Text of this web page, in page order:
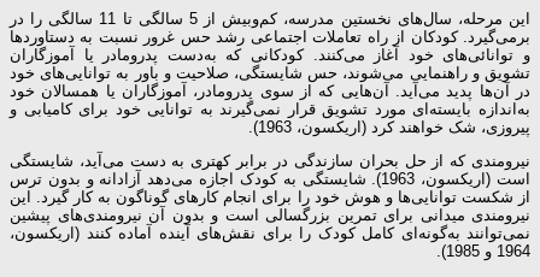
این مرحله، سال‌های نخستین مدرسه، کم‌وبیش از 5 سالگی تا 11 سالگی را در
برمی‌گیرد. کودکان از راه تعاملات اجتماعی رشد حس غرور نسبت به دستاوردها
و توانائی‌های خود آغاز می‌کنند. کودکانی که به‌دست پدرومادر یا آموزگاران
تشویق و راهنمایی می‌شوند، حس شایستگی، صلاحیت و باور به توانایی‌های خود
در آن‌ها پدید می‌آید. آن‌هایی که از سوی پدرومادر، آموزگاران یا همسالان خود
به‌اندازه بایسته‌ای مورد تشویق قرار نمی‌گیرند به توانایی خود برای کامیابی و
پیروزی، شک خواهند کرد (اریکسون، 1963).
نیرومندی که از حل بحران سازندگی در برابر کهتری به دست می‌آید، شایستگی
است (اریکسون، 1963). شایستگی به کودک اجازه می‌دهد آزادانه و بدون ترس
از شکست توانایی‌ها و هوش خود را برای انجام کارهای گوناگون به کار گیرد. این
نیرومندی میدانی برای تمرین بزرگسالی است و بدون آن نیرومندی‌های پیشین
نمی‌توانند به‌گونه‌ای کامل کودک را برای نقش‌های آینده آماده کنند (اریکسون،
1964 و 1985).